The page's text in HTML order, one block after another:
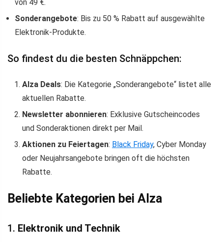
von 49 €.
Sonderangebote: Bis zu 50 % Rabatt auf ausgewählte
Elektronik-Produkte.
So findest du die besten Schnäppchen:
Alza Deals: Die Kategorie „Sonderangebote“ listet alle
aktuellen Rabatte.
Newsletter abonnieren: Exklusive Gutscheincodes
und Sonderaktionen direkt per Mail.
Aktionen zu Feiertagen: Black Friday, Cyber Monday
oder Neujahrsangebote bringen oft die höchsten
Rabatte.
Beliebte Kategorien bei Alza
1. Elektronik und Technik